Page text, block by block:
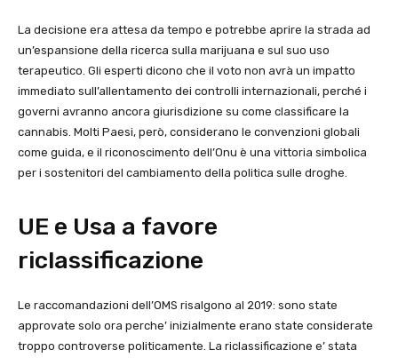
La decisione era attesa da tempo e potrebbe aprire la strada ad
un’espansione della ricerca sulla marijuana e sul suo uso
terapeutico. Gli esperti dicono che il voto non avrà un impatto
immediato sull’allentamento dei controlli internazionali, perché i
governi avranno ancora giurisdizione su come classificare la
cannabis. Molti Paesi, però, considerano le convenzioni globali
come guida, e il riconoscimento dell’Onu è una vittoria simbolica
per i sostenitori del cambiamento della politica sulle droghe.
UE e Usa a favore
riclassificazione
Le raccomandazioni dell’OMS risalgono al 2019: sono state
approvate solo ora perche’ inizialmente erano state considerate
troppo controverse politicamente. La riclassificazione e’ stata